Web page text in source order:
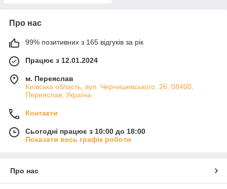
Про нас
99% позитивних з 165 відгуків за рік
Працює з 12.01.2024
м. Переяслав
Київська область, вул. Чернишевського, 26, 08400,
Переяслав, Україна
Контакти
Сьогодні працює з 10:00 до 18:00
Показати весь графік роботи
Про нас